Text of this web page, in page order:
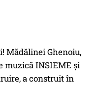
Mădălinei Ghenoiu,
muzică INSIEME și
a construit în